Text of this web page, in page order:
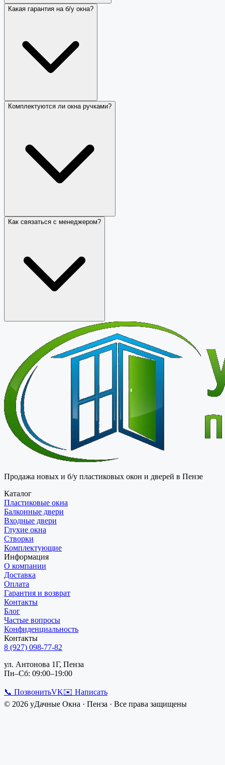
Какая гарантия на б/у окна?
Комплектуются ли окна ручками?
Как связаться с менеджером?
Продажа новых и б/у пластиковых окон и дверей в Пензе
Каталог
Пластиковые окна
Балконные двери
Входные двери
Глухие окна
Створки
Комплектующие
Информация
О компании
Доставка
Оплата
Гарантия и возврат
Контакты
Блог
Частые вопросы
Конфиденциальность
Контакты
8 (927) 098-77-82
ул. Антонова 1Г, Пенза
Пн–Сб: 09:00–19:00
📞 ПозвонитьVK✉️ Написать
© 2026 уДачные Окна · Пенза · Все права защищены